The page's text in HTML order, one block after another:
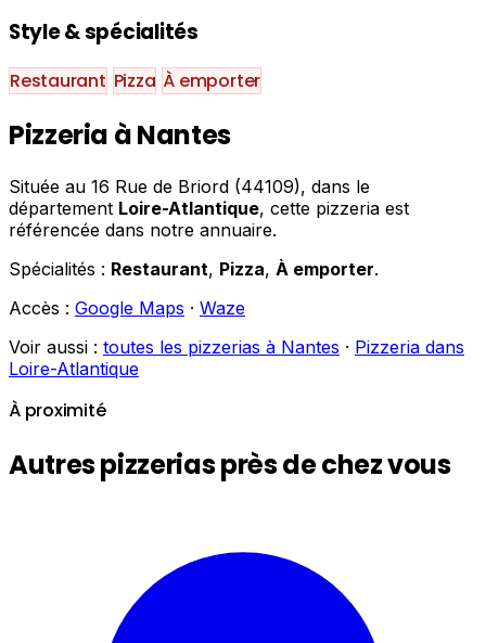
Style & spécialités
Restaurant Pizza À emporter
Pizzeria à Nantes
Située au 16 Rue de Briord (44109), dans le
département Loire-Atlantique, cette pizzeria est
référencée dans notre annuaire.
Spécialités : Restaurant, Pizza, À emporter.
Accès : Google Maps · Waze
Voir aussi : toutes les pizzerias à Nantes · Pizzeria dans
Loire-Atlantique
À proximité
Autres pizzerias près de chez vous